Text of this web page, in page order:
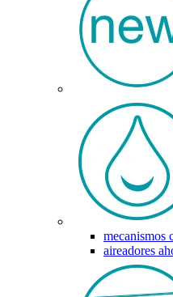
mecanismos
aireadores